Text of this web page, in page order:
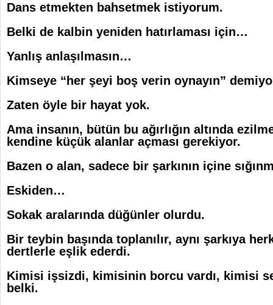
Dans etmekten bahsetmek istiyorum.
Belki de kalbin yeniden hatırlaması için…
Yanlış anlaşılmasın…
Kimseye “her şeyi boş verin oynayın”
Zaten öyle bir hayat yok.
Ama insanın, bütün bu ağırlığın altında
kendine küçük alanlar açması gerekiyor.
Bazen o alan, sadece bir şarkının içine
Eskiden…
Sokak aralarında düğünler olurdu.
Bir teybin başında toplanılır, aynı şarkıya
dertlerle eşlik ederdi.
Kimisi işsizdi, kimisinin borcu vardı, kimisi
belki.